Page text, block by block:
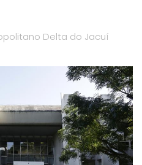
Delta do Jacuí